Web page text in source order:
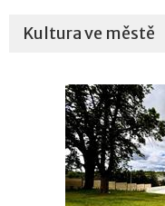
Kultura ve městě